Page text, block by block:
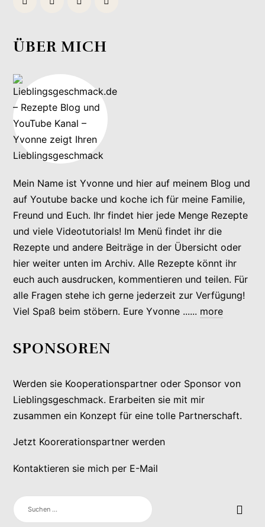
ÜBER MICH
Mein Name ist Yvonne und hier auf meinem Blog und
auf Youtube backe und koche ich für meine Familie,
Freund und Euch. Ihr findet hier jede Menge Rezepte
und viele Videotutorials! Im Menü findet ihr die
Rezepte und andere Beiträge in der Übersicht oder
hier weiter unten im Archiv. Alle Rezepte könnt ihr
euch auch ausdrucken, kommentieren und teilen. Für
alle Fragen stehe ich gerne jederzeit zur Verfügung!
Viel Spaß beim stöbern. Eure Yvonne ...... more
SPONSOREN
Werden sie Kooperationspartner oder Sponsor von
Lieblingsgeschmack. Erarbeiten sie mit mir
zusammen ein Konzept für eine tolle Partnerschaft.
Jetzt Koorerationspartner werden
Kontaktieren sie mich per E-Mail
SUCHEN
NACH: